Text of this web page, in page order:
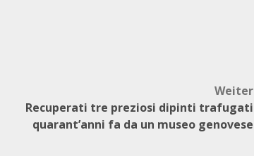
Weiter
Recuperati tre preziosi dipinti trafugati
quarant’anni fa da un museo genovese